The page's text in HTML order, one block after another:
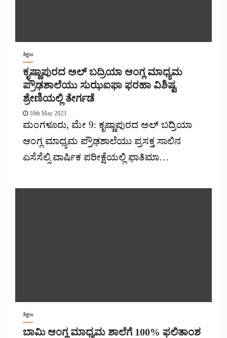
ಶಿಕ್ಷಣ
ಕೃಷ್ಣಾಪುರದ ಅಲ್ ಬದ್ರಿಯಾ ಆಂಗ್ಲ ಮಾಧ್ಯಮ
ಪ್ರೌಢಶಾಲೆಯು ಸುಝಐಫಾ ಫರಹಾ ವಿಶಿಷ್ಟ
ಶ್ರೇಣಿಯಲ್ಲಿ ತೇರ್ಗಡೆ
10th May 2023
ಮಂಗಳೂರು, ಮೇ 9: ಕೃಷ್ಣಾಪುರದ ಅಲ್ ಬದ್ರಿಯಾ
ಆಂಗ್ಲ ಮಾಧ್ಯಮ ಪ್ರೌಢಶಾಲೆಯು ಪ್ರಸಕ್ತ ಸಾಲಿನ
ಎಸೆಸೆಲ್ಸಿ ವಾರ್ಷಿಕ ಪರೀಕ್ಷೆಯಲ್ಲಿ ಫಾತಿಮಾ…
ಶಿಕ್ಷಣ
ಬಾಮಿ ಆಂಗ್ಲ ಮಾಧ್ಯಮ ಶಾಲೆಗೆ 100% ಫಲಿತಾಂಶ